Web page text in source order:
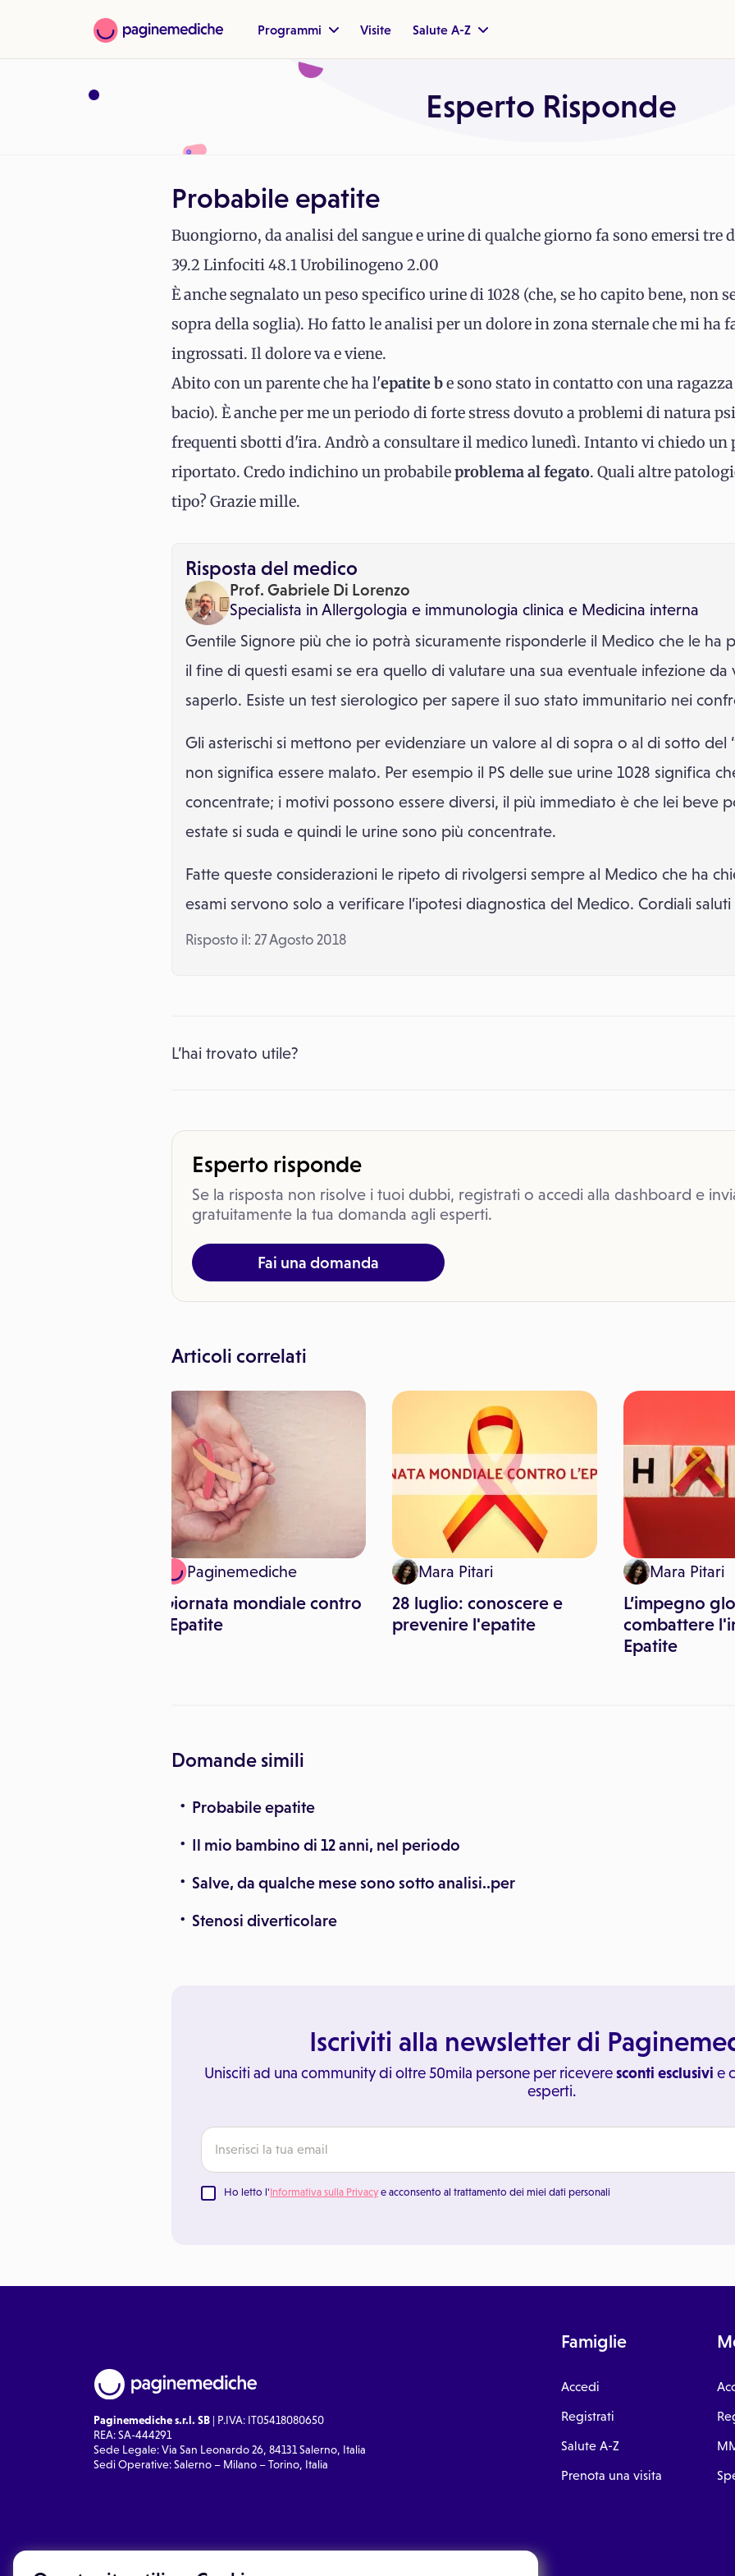
Programmi Visite Salute A-Z
Esperto Risponde
Probabile epatite
Buongiorno, da analisi del sangue e urine di qualche giorno fa sono emersi
39.2 Linfociti 48.1 Urobilinogeno 2.00
È anche segnalato un peso specifico urine di 1028 (che, se ho capito bene, non
sopra della soglia). Ho fatto le analisi per un dolore in zona sternale che mi ha
ingrossati. Il dolore va e viene.
Abito con un parente che ha l'epatite be sono stato in contatto con una
bacio). È anche per me un periodo di forte stress dovuto a problemi di natura
frequenti sbotti d'ira. Andrò a consultare il medico lunedì. Intanto vi chiedo un
riportato. Credo indichino un probabileproblema al fegato. Quali altre
tipo? Grazie mille.
Risposta del medico
Prof. Gabriele Di Lorenzo
Specialista in Allergologia e immunologia clinica e Medicina interna
Gentile Signore più che io potrà sicuramente risponderle il Medico che le ha
il fine di questi esami se era quello di valutare una sua eventuale infezione da
saperlo. Esiste un test sierologico per sapere il suo stato immunitario nei
Gli asterischi si mettono per evidenziare un valore al di sopra o al di sotto del
non significa essere malato. Per esempio il PS delle sue urine 1028 significa
concentrate; i motivi possono essere diversi, il più immediato è che lei beve
estate si suda e quindi le urine sono più concentrate.
Fatte queste considerazioni le ripeto di rivolgersi sempre al Medico che ha
esami servono solo a verificare l’ipotesi diagnostica del Medico. Cordiali saluti
Risposto il: 27 Agosto 2018
L’hai trovato utile?
Esperto risponde
Se la risposta non risolve i tuoi dubbi, registrati o accedi alla dashboard e
gratuitamente la tua domanda agli esperti.
Fai una domanda
Articoli correlati
Paginemediche
Giornata mondiale contro
l'Epatite
Mara Pitari
28 luglio: conoscere e
prevenire l'epatite
Mara Pitari
L’impegno
combattere
Epatite
Domande simili
Probabile epatite
Il mio bambino di 12 anni, nel periodo
Salve, da qualche mese sono sotto analisi..per
Stenosi diverticolare
Iscriviti alla newsletter di
Unisciti ad una community di oltre 50mila persone per riceveresconti esclusivi e
esperti.
Ho letto l'Informativa sulla Privacy e acconsento al trattamento dei miei dati personali
Paginemediche s.r.l. SB | P.IVA: IT05418080650
REA: SA-444291
Sede Legale: Via San Leonardo 26, 84131 Salerno, Italia
Sedi Operative: Salerno – Milano – Torino, Italia
Famiglie
Accedi
Registrati
Salute A-Z
Prenota una visita